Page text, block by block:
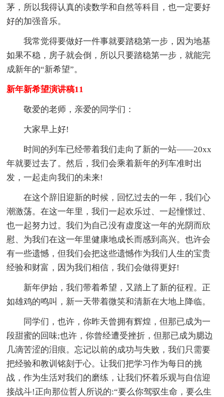
茅，所以我得认真的读数学和自然等科目，也一定要好
好的加强音乐。
我常觉得要做好一件事就要踏稳第一步，因为地基
如果不稳，房子就会倒，所以只要踏稳第一步，就能完
成新年的“新希望”。
新年新希望演讲稿11
敬爱的老师，亲爱的同学们：
大家早上好!
时间的列车已经带着我们走向了新的一站——20xx
年就要过去了。然后，我们会乘着新年的列车准时出
发，一起走向我们的未来!
在这个辞旧迎新的时候，回忆过去的一年，我们心
潮激荡。在这一年里，我们一起欢乐过、一起憧憬过、
也一起努力过。我们为自己没有虚度这一年的光阴而欣
慰、为我们在这一年里健康地成长而感到高兴。也许会
有一些遗憾，但我们会把这些遗憾作为我们人生的宝贵
经验和财富，因为我们相信，我们会做得更好!
新年伊始，我们带着希望，又踏上了新的征程。正
如雄鸡的鸣叫，新一天带着微笑和清新在大地上降临。
同学们，也许，你昨天曾拥有辉煌，但那已成为一
段甜蜜的回味;也许，你曾经遭受挫折，但那已成为腮边
几滴苦涩的泪痕。忘记以前的成功与失败，我们只需要
把经验和教训铭刻于心。让我们把学习作为每日的挑
战，作为生活对我们的磨练，让我们怀着乐观与自信迎
接战斗!正向那位哲人所说的:“要么你驾驭生命，要么生